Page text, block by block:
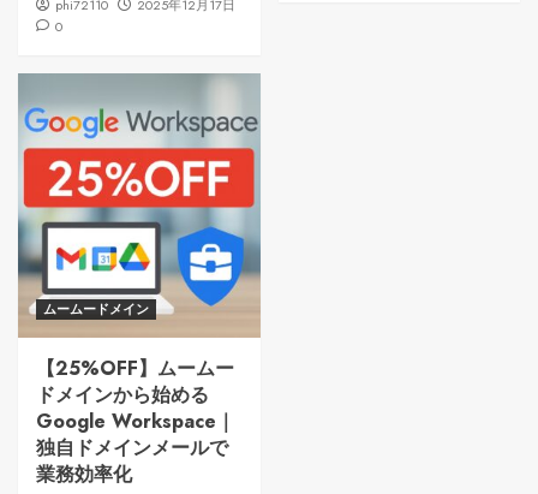
phi72110
2025年12月17日
0
ムームードメイン
【25%OFF】ムームー
ドメインから始める
Google Workspace｜
独自ドメインメールで
業務効率化